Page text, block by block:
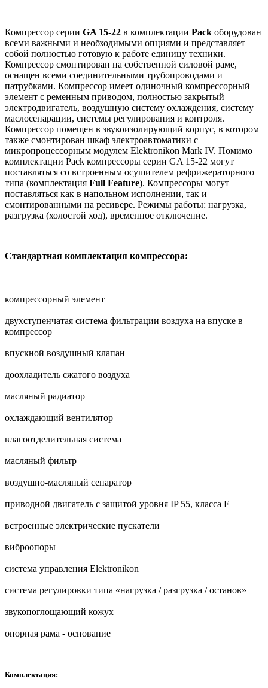
Компрессор серии GA 15-22 в комплектации Pack оборудован
всеми важными и необходимыми опциями и представляет
собой полностью готовую к работе единицу техники.
Компрессор смонтирован на собственной силовой раме,
оснащен всеми соединительными трубопроводами и
патрубками. Компрессор имеет одиночный компрессорный
элемент с ременным приводом, полностью закрытый
электродвигатель, воздушную систему охлаждения, систему
маслосепарации, системы регулирования и контроля.
Компрессор помещен в звукоизолирующий корпус, в котором
также смонтирован шкаф электроавтоматики с
микропроцессорным модулем Elektronikon Mark IV. Помимо
комплектации Pack компрессоры серии GA 15-22 могут
поставляться со встроенным осушителем рефрижераторного
типа (комплектация Full Feature). Компрессоры могут
поставляться как в напольном исполнении, так и
смонтированными на ресивере. Режимы работы: нагрузка,
разгрузка (холостой ход), временное отключение.
Стандартная комплектация компрессора:
компрессорный элемент
двухступенчатая система фильтрации воздуха на впуске в
компрессор
впускной воздушный клапан
доохладитель сжатого воздуха
масляный радиатор
охлаждающий вентилятор
влагоотделительная система
масляный фильтр
воздушно-масляный сепаратор
приводной двигатель с защитой уровня IP 55, класса F
встроенные электрические пускатели
виброопоры
система управления Elektronikon
система регулировки типа «нагрузка / разгрузка / останов»
звукопоглощающий кожух
опорная рама - основание
Комплектация: